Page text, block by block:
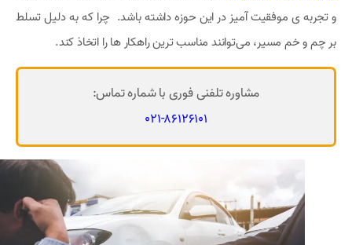
و تجربه ی موفقیت آمیز در این حوزه داشته باشد. چرا که به دلیل تسلط
بر چم و خم مسیر، می‌توانند مناسب ترین راهکار ها را اتخاذ کند.
مشاوره تلفنی فوری با شماره تماس:
021-86126101